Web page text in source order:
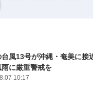
台風13号が沖縄・奄美に
雨に厳重警戒を
10:17